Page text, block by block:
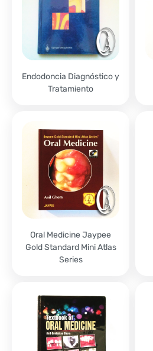
Endodoncia Diagnóstico y
Tratamiento
Oral Medicine Jaypee
Gold Standard Mini Atlas
Series